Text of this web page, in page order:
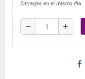
Entregas en el mismo dia
remove add